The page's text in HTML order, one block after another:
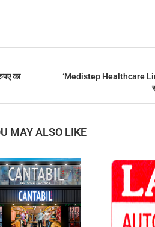
का
‘Medistep Healthcare
MAY ALSO LIKE